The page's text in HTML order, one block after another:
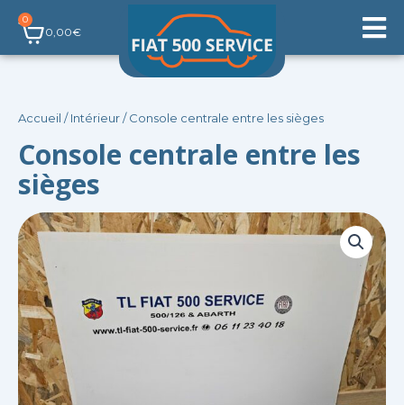
Aller
contenu
0,00€
0
Panier
Accueil /Intérieur/ Console centrale entre les sièges
Console centrale entre les
sièges